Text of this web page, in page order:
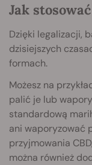
Jak
Dzięki legalizacji,
dzisiejszych
formach.
Możesz na
palić je lub
standardową
ani waporyzować
przyjmowania
można również